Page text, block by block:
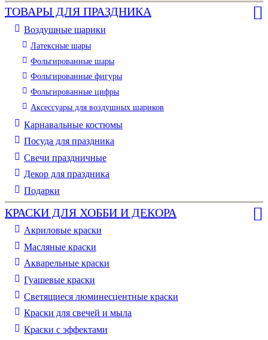
ТОВАРЫ ДЛЯ ПРАЗДНИКА
Воздушные шарики
Латексные шары
Фольгированные шары
Фольгированные фигуры
Фольгированные цифры
Аксессуары для воздушных шариков
Карнавальные костюмы
Посуда для праздника
Свечи праздничные
Декор для праздника
Подарки
КРАСКИ ДЛЯ ХОББИ И ДЕКОРА
Акриловые краски
Масляные краски
Акварельные краски
Гуашевые краски
Светящиеся люминесцентные краски
Краски для свечей и мыла
Краски с эффектами